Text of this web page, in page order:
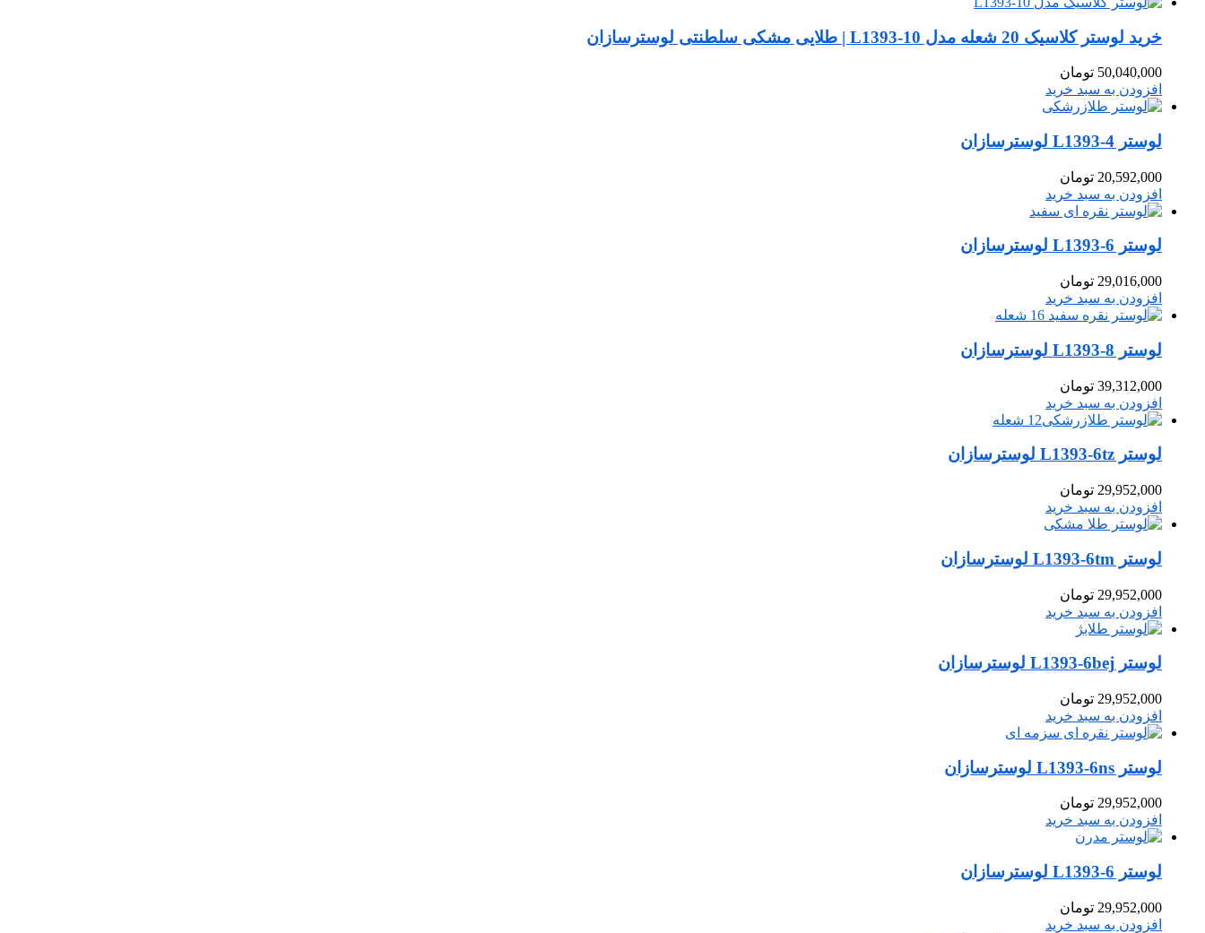
خرید لوستر کلاسیک 20 شعله مدل L1393-10 | طلایی مشکی سلطنتی لوسترسازان
50,040,000 تومان
افزودن به سبد خرید
لوستر L1393-4 لوسترسازان
20,592,000 تومان
افزودن به سبد خرید
لوستر L1393-6 لوسترسازان
29,016,000 تومان
افزودن به سبد خرید
لوستر L1393-8 لوسترسازان
39,312,000 تومان
افزودن به سبد خرید
لوستر L1393-6tz لوسترسازان
29,952,000 تومان
افزودن به سبد خرید
لوستر L1393-6tm لوسترسازان
29,952,000 تومان
افزودن به سبد خرید
لوستر L1393-6bej لوسترسازان
29,952,000 تومان
افزودن به سبد خرید
لوستر L1393-6ns لوسترسازان
29,952,000 تومان
افزودن به سبد خرید
لوستر L1393-6 لوسترسازان
29,952,000 تومان
افزودن به سبد خرید